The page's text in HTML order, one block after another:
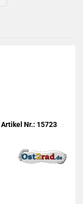
Artikel Nr.: 15723